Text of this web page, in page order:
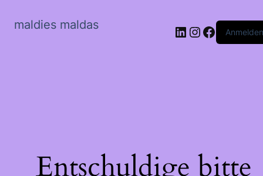
maldies maldas LinkedIn
Instagram
Anmelden
Entschuldige bitte